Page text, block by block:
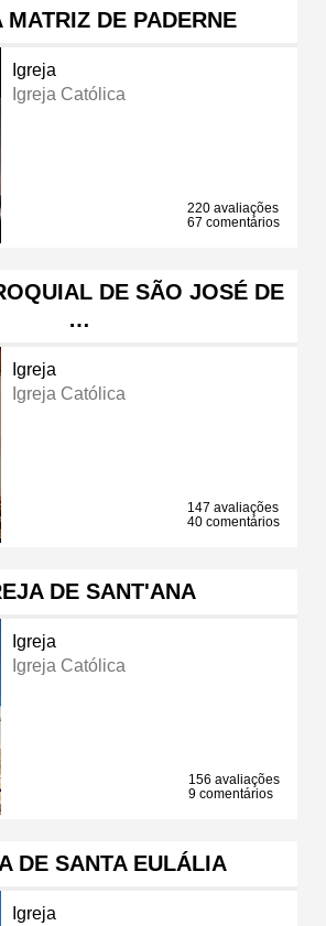
MATRIZ DE PADERNE
Igreja
Igreja Católica
220 avaliações
67 comentários
DE SÃO JOSÉ DE
…
Igreja
Igreja Católica
147 avaliações
40 comentários
DE SANT'ANA
Igreja
Igreja Católica
156 avaliações
9 comentários
DE SANTA EULÁLIA
Igreja